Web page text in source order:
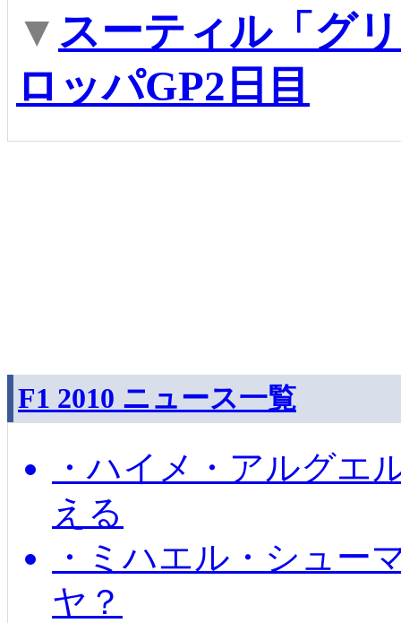
▼ スーティル「グ
ロッパGP2日目
F1 2010 ニュース一覧
・ハイメ・アルグエ
える
・ミハエル・シュー
ヤ？